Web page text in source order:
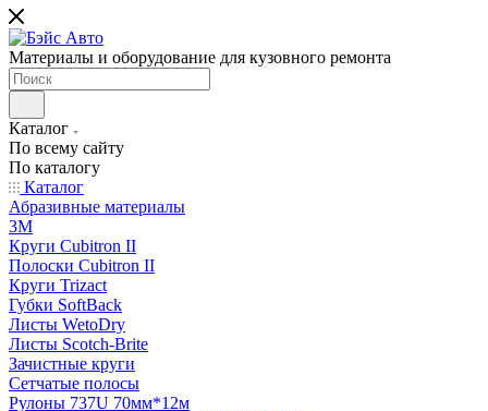
Материалы и оборудование для кузовного ремонта
Каталог
По всему сайту
По каталогу
Каталог
Абразивные материалы
3M
Круги Cubitron II
Полоски Cubitron II
Круги Trizact
Губки SoftBack
Листы WetoDry
Листы Scotch-Brite
Зачистные круги
Сетчатые полосы
Рулоны 737U 70мм*12м